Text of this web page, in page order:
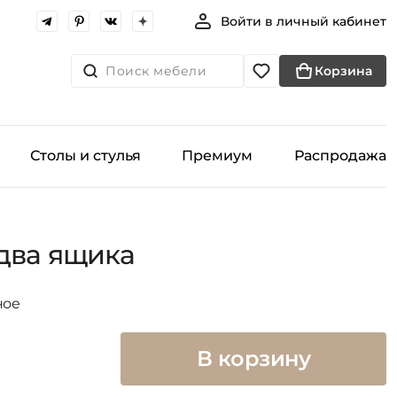
Войти в личный кабинет
Поиск мебели Корзина
Столы и стулья Премиум Распродажа
ящика
В корзину